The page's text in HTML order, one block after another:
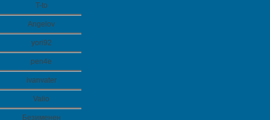
T-to
Angelov
yori92
pen4e
ivanvater
Valio
Безименен